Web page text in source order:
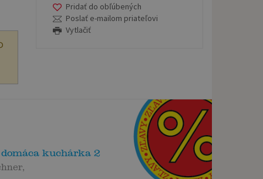
Pridať do obľúbených
Poslať e-mailom priateľovi
Vytlačiť
kuchárka 2